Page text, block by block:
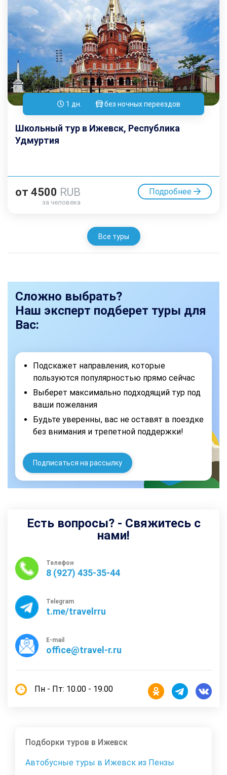
1 дн. без ночных переездов
Школьный тур в Ижевск, Республика
Удмуртия
от 4500 RUB
за человека
Подробнее
Все туры
Сложно выбрать?
Наш эксперт подберет туры для
Вас:
Подскажет направления, которые
пользуются популярностью прямо сейчас
Выберет максимально подходящий тур под
ваши пожелания
Будьте уверенны, вас не оставят в поездке
без внимания и трепетной поддержки!
Подписаться на рассылку
Есть вопросы? - Свяжитесь с
нами!
Телефон
8 (927) 435-35-44
Telegram
t.me/travelrru
E-mail
office@travel-r.ru
Пн - Пт: 10.00 - 19.00
Подборки туров в Ижевск
Автобусные туры в Ижевск из Пензы